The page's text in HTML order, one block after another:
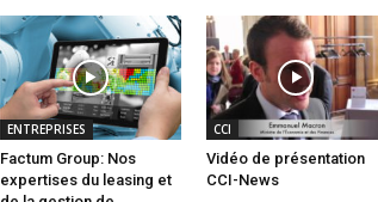
ENTREPRISES
Factum Group: Nos
expertises du leasing et
CCI
Vidéo de présentation
CCI-News